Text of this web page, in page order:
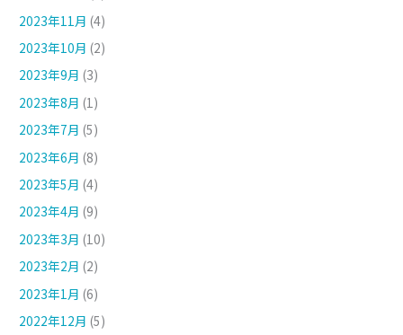
2023年11月 (4)
2023年10月 (2)
2023年9月 (3)
2023年8月 (1)
2023年7月 (5)
2023年6月 (8)
2023年5月 (4)
2023年4月 (9)
2023年3月 (10)
2023年2月 (2)
2023年1月 (6)
2022年12月 (5)